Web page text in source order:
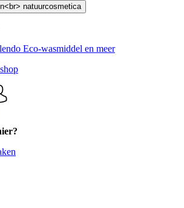
Eco-wasmiddel en meer